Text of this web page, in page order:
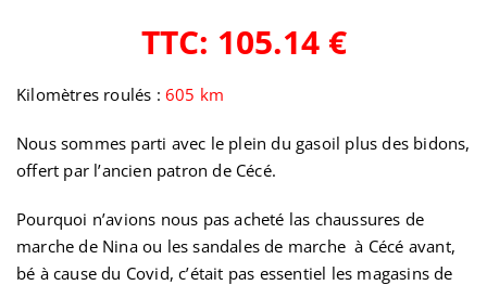
TTC: 105.14 €
Kilomètres roulés : 605 km
Nous sommes parti avec le plein du gasoil plus des bidons,
offert par l’ancien patron de Cécé.
Pourquoi n’avions nous pas acheté las chaussures de
marche de Nina ou les sandales de marche à Cécé avant,
bé à cause du Covid, c’était pas essentiel les magasins de